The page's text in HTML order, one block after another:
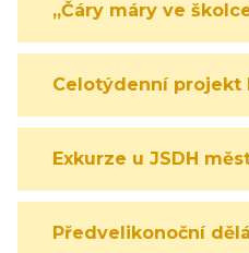
„Čáry máry ve
Celotýdenní projekt
Exkurze u JSDH
Předvelikonoční